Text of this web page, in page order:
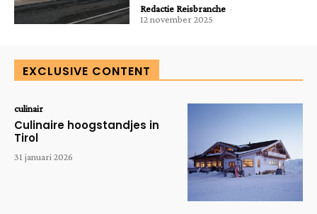
Redactie Reisbranche -
12 november 2025
EXCLUSIVE CONTENT
culinair
Culinaire hoogstandjes in
Tirol
31 januari 2026